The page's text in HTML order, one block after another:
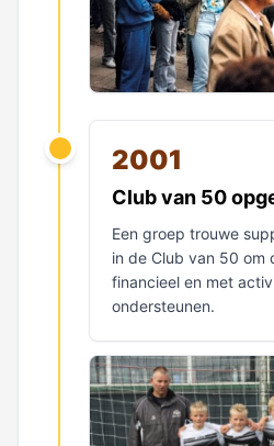
2001
Club van 50
Een groep trouwe
in de Club van 50 om
financieel en met
ondersteunen.